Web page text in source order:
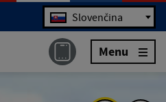
Jazyk Slovenčina
Menu